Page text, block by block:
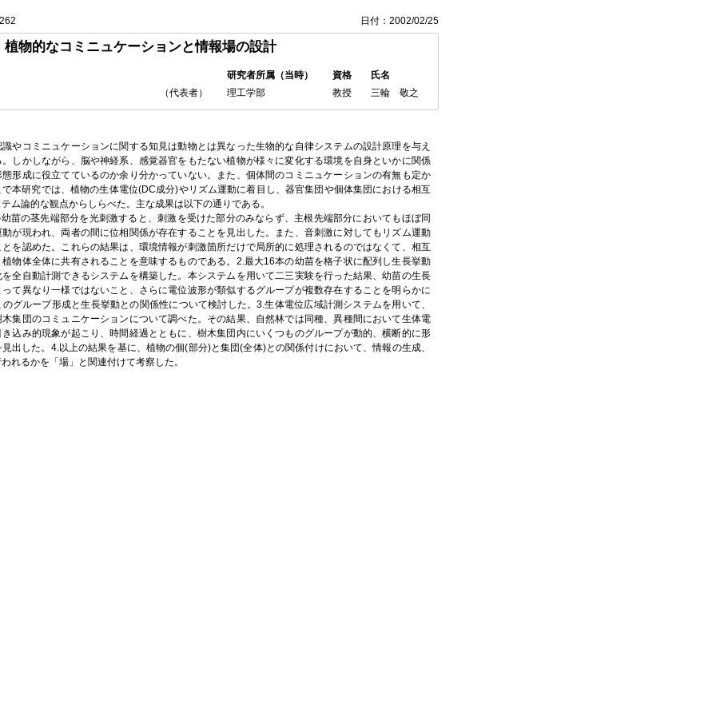
日付：2002/02/25
植物的なコミニュケーションと情報場の設計
研究者所属（当時） 資格
氏名
（代表者）
理工学部 教授 三輪 敬之
やコミニュケーションに関する知見は動物とは異なった生物的な自律システムの設計原理を与え
。しかしながら、脳や神経系、感覚器官をもたない植物が様々に変化する環境を自身といかに関係
形成に役立てているのか余り分かっていない。また、個体間のコミニュケーションの有無も定か
本研究では、植物の生体電位(DC成分)やリズム運動に着目し、器官集団や個体集団における相互
ム論的な観点からしらべた。主な成果は以下の通りである。
苗の茎先端部分を光刺激すると、刺激を受けた部分のみならず、主根先端部分においてもほぼ同
動が現われ、両者の間に位相関係が存在することを見出した。また、音刺激に対してもリズム運動
を認めた。これらの結果は、環境情報が刺激箇所だけで局所的に処理されるのではなくて、相互
植物体全体に共有されることを意味するものである。2.最大16本の幼苗を格子状に配列し生長挙動
を全自動計測できるシステムを構築した。本システムを用いて二三実験を行った結果、幼苗の生長
て異なり一様ではないこと、さらに電位波形が類似するグループが複数存在することを明らかに
のグループ形成と生長挙動との関係性について検討した。3.生体電位広域計測システムを用いて、
集団のコミュニケーションについて調べた。その結果、自然林では同種、異種間において生体電
込み的現象が起こり、時間経過とともに、樹木集団内にいくつものグループが動的、横断的に形
出した。4.以上の結果を基に、植物の個(部分)と集団(全体)との関係付けにおいて、情報の生成、
れるかを「場」と関連付けて考察した。